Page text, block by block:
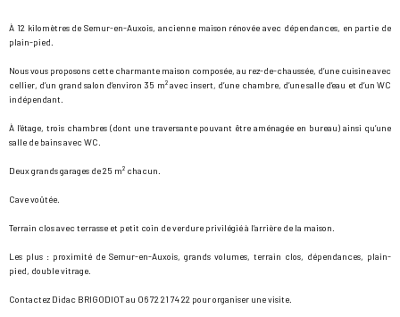
À 12 kilomètres de Semur-en-Auxois, ancienne maison rénovée avec dépendances, en partie de
plain-pied.
Nous vous proposons cette charmante maison composée, au rez-de-chaussée, d’une cuisine avec
cellier, d’un grand salon d’environ 35 m² avec insert, d’une chambre, d’une salle d’eau et d’un WC
indépendant.
À l’étage, trois chambres (dont une traversante pouvant être aménagée en bureau) ainsi qu’une
salle de bains avec WC.
Deux grands garages de 25 m² chacun.
Cave voûtée.
Terrain clos avec terrasse et petit coin de verdure privilégié à l’arrière de la maison.
Les plus : proximité de Semur-en-Auxois, grands volumes, terrain clos, dépendances, plain-
pied, double vitrage.
Contactez Didac BRIGODIOT au 06 72 21 74 22 pour organiser une visite.